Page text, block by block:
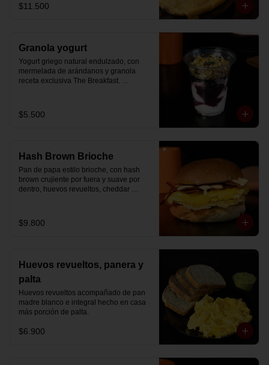
miel), más un café o té a elección y un
$11.500
Granola yogurt
Yogurt griego natural endulzado, con
mermelada de arándanos y granola
receta exclusiva The Breakfast.
$5.500
Hash Brown Brioche
Pan de papa estilo brioche, con hash
brown crujiente por fuera y suave por
dentro, huevos revueltos, cheddar
partir el día en modo desayuno buffet.
$9.800
Huevos revueltos, panera y
palta
Huevos revueltos acompañado de pan
madre blanco e integral hecho en casa
más porción de palta.
$6.900